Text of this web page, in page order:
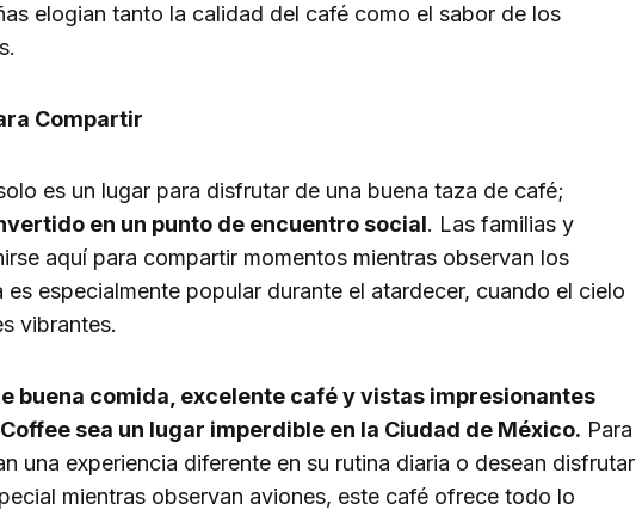
elogian tanto la calidad del café como el sabor de los
Compartir
es un lugar para disfrutar de una buena taza de café;
en un punto de encuentro social. Las familias y
aquí para compartir momentos mientras observan los
es especialmente popular durante el atardecer, cuando el cielo
vibrantes.
buena comida, excelente café y vistas impresionantes
sea un lugar imperdible en la Ciudad de México. Para
una experiencia diferente en su rutina diaria o desean disfrutar
mientras observan aviones, este café ofrece todo lo